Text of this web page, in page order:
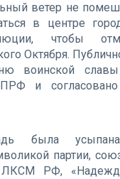
ветер не
в центре
чтобы
Октября.
воинской
и
была
партии,
РФ,